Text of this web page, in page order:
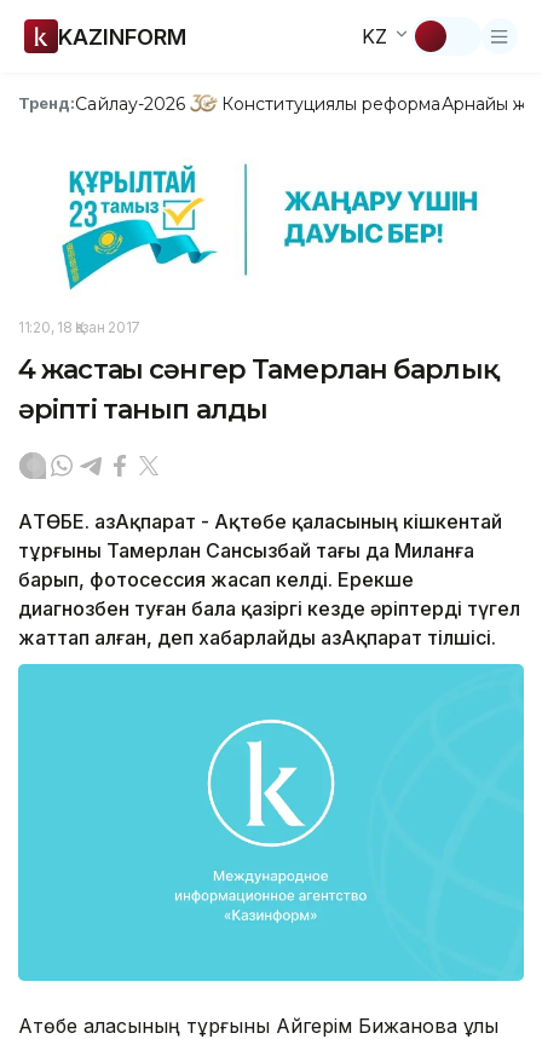
KAZINFORM KZ
Тренд:Сайлау-2026 Конституциялық реформаАрнайы
11:20, 18 Қазан 2017
4 жастағы сәнгер Тамерлан барлық
әріпті танып алды
АҚТӨБЕ. ҚазАқпарат - Ақтөбе қаласының кішкентай
тұрғыны Тамерлан Сансызбай тағы да Миланға
барып, фотосессия жасап келді. Ерекше
диагнозбен туған бала қазіргі кезде әріптерді түгел
жаттап алған, деп хабарлайды ҚазАқпарат тілшісі.
Ақтөбе қаласының тұрғыны Айгерім Бижанова ұлы